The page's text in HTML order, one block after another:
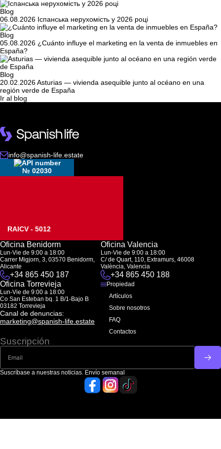
Blog
06.08.2026 Іспанська нерухомість у 2026 році
Blog
05.08.2026 ¿Cuánto influye el marketing en la venta de inmuebles en
España?
Blog
20.02.2026Asturias — vivienda asequible junto al océano en una
región verde de España
Ir al blog
info@spanish-life.estate
№ 02030
RAICV - 5012
Oficina Benidorm
Lun-Vie de 9:00 a 18:00
Carrer Migjorn, 3, 03570 Benidorm,
Alicante
+34 865 450 187
Oficina Valencia
Lun-Vie de 9:00 a 18:00
C/ de Quart, 110, Extramurs, 46008
València, Valencia
+34 865 450 188
Oficina Torrevieja
Lun-Vie de 9:00 a 18:00
Co San Esteban bq. 1 B/1-Bajo B
03182 Torrevieja
Canal de denuncias:
marketing@spanish-life.estate
Propiedad
Artículos
Sobre nosotros
FAQ
Contactos
Suscripción
Suscríbase a nuestras noticias. Envío semanal